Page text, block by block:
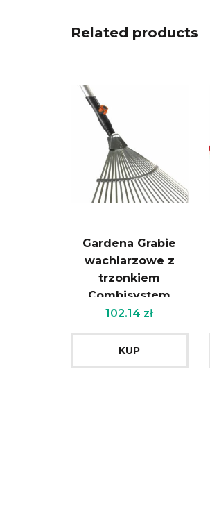
Related products
Gardena Grabie
wachlarzowe z
trzonkiem
Combisystem
0302220
102.14 zł
KUP